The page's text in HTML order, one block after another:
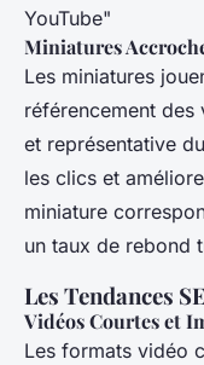
YouTube"
Miniatures
Les miniatures
référencement des
et représentative
les clics et
miniature
un taux de rebond
Les Tendances
Vidéos Courtes et
Les formats vidéo